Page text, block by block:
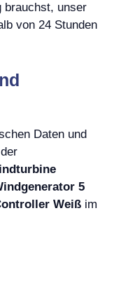
brauchst, unser
von 24 Stunden
Daten und
5
Weiß im